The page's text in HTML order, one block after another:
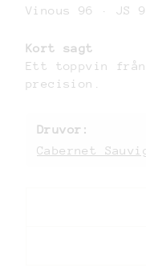
Vinous 96 · JS
Kort sagt
Ett toppvin från
precision.
Druvor:
Cabernet